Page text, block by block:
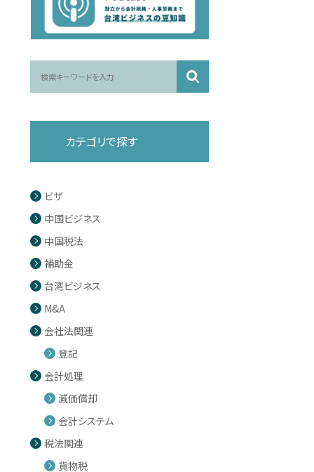
カテゴリで探す
ビザ
中国ビジネス
中国税法
補助金
台湾ビジネス
M&A
会社法関連
登記
会計処理
減価償却
会計システム
税法関連
貨物税